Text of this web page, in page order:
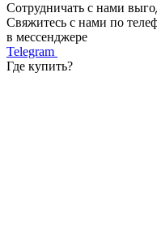
Сотрудничать с нами
Свяжитесь с нами по
в мессенджере
Telegram
Где купить?